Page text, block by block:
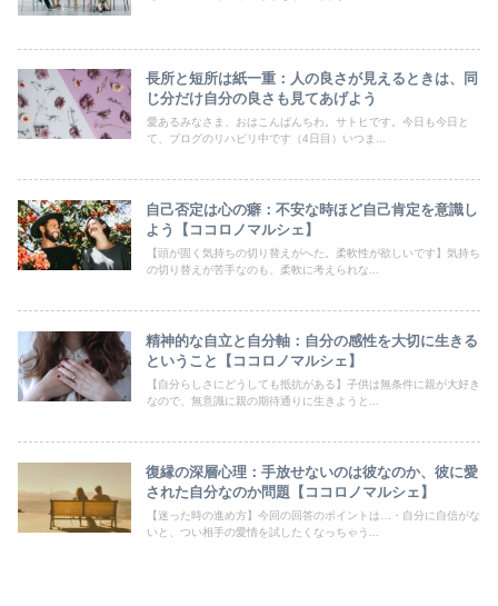
長所と短所は紙一重：人の良さが見えるときは、同
じ分だけ自分の良さも見てあげよう
愛あるみなさま、おはこんばんちわ。サトヒです。今日も今日と
て、ブログのリハビリ中です（4日目）いつま...
自己否定は心の癖：不安な時ほど自己肯定を意識し
よう【ココロノマルシェ】
【頭が固く気持ちの切り替えがへた。柔軟性が欲しいです】気持ち
の切り替えが苦手なのも、柔軟に考えられな...
精神的な自立と自分軸：自分の感性を大切に生きる
ということ【ココロノマルシェ】
【自分らしさにどうしても抵抗がある】子供は無条件に親が大好き
なので、無意識に親の期待通りに生きようと...
復縁の深層心理：手放せないのは彼なのか、彼に愛
された自分なのか問題【ココロノマルシェ】
【迷った時の進め方】今回の回答のポイントは…・自分に自信がな
いと、つい相手の愛情を試したくなっちゃう...